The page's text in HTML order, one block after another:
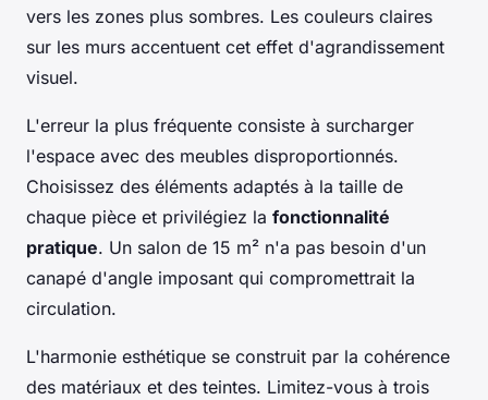
vers les zones plus sombres. Les couleurs claires
sur les murs accentuent cet effet d'agrandissement
visuel.
L'erreur la plus fréquente consiste à surcharger
l'espace avec des meubles disproportionnés.
Choisissez des éléments adaptés à la taille de
chaque pièce et privilégiez la fonctionnalité
pratique. Un salon de 15 m² n'a pas besoin d'un
canapé d'angle imposant qui compromettrait la
circulation.
L'harmonie esthétique se construit par la cohérence
des matériaux et des teintes. Limitez-vous à trois